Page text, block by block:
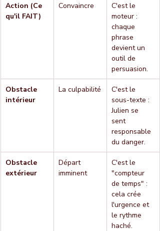
Action (Ce
qu'il FAIT)
Convaincre
C'est le
moteur :
chaque
phrase
devient un
outil de
persuasion.
Obstacle
intérieur
La culpabilité
C'est le
sous-texte :
Julien se
sent
responsable
du danger.
Obstacle
extérieur
Départ
imminent
C'est le
"compteur
de temps" :
cela crée
l'urgence et
le rythme
haché.